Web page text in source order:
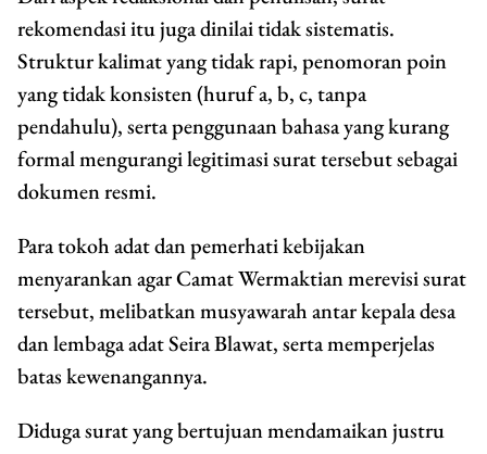
rekomendasi itu juga dinilai tidak sistematis.
Struktur kalimat yang tidak rapi, penomoran poin
yang tidak konsisten (huruf a, b, c, tanpa
pendahulu), serta penggunaan bahasa yang kurang
formal mengurangi legitimasi surat tersebut sebagai
dokumen resmi.
Para tokoh adat dan pemerhati kebijakan
menyarankan agar Camat Wermaktian merevisi surat
tersebut, melibatkan musyawarah antar kepala desa
dan lembaga adat Seira Blawat, serta memperjelas
batas kewenangannya.
Diduga surat yang bertujuan mendamaikan justru